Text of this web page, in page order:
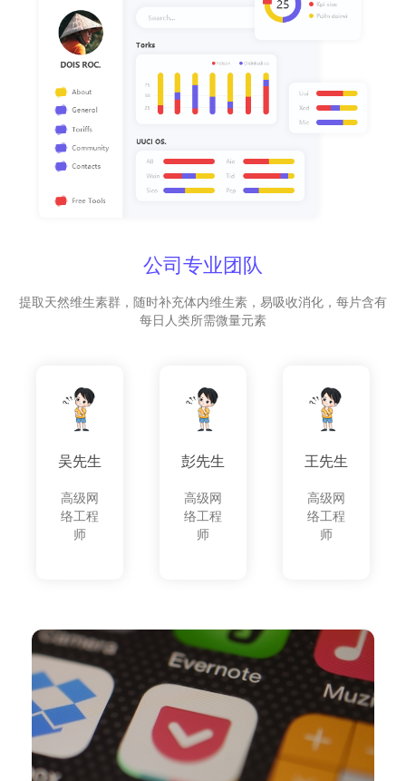
公司专业团队
提取天然维生素群，随时补充体内维生素，易吸收消化，每片含有
每日人类所需微量元素
吴先生
高级网
络工程
师
彭先生
高级网
络工程
师
王先生
高级网
络工程
师